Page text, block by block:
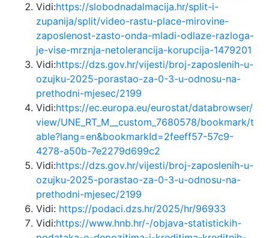
Vidi:https://slobodnadalmacija.hr/split-i-
zupanija/split/video-rastu-place-mirovine-
zaposlenost-zasto-onda-mladi-odlaze-razloga-
je-vise-mrznja-netolerancija-korupcija-1479201
Vidi:https://dzs.gov.hr/vijesti/broj-zaposlenih-u-
ozujku-2025-porastao-za-0-3-u-odnosu-na-
prethodni-mjesec/2199
Vidi:https://ec.europa.eu/eurostat/databrowser/
view/UNE_RT_M__custom_7680578/bookmark/t
able?lang=en&bookmarkId=2feeff57-57c9-
4278-a50b-7e2279d699c2
Vidi:https://dzs.gov.hr/vijesti/broj-zaposlenih-u-
ozujku-2025-porastao-za-0-3-u-odnosu-na-
prethodni-mjesec/2199
Vidi: https://podaci.dzs.hr/2025/hr/96933
Vidi:https://www.hnb.hr/-/objava-statistickih-